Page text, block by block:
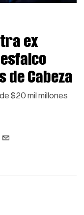
ex
de Cabeza
$20 mil millones